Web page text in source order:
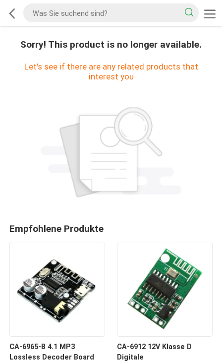
Sorry! This product is no longer available.
Let's see if there are any related products that
interest you
Empfohlene Produkte
CA-6965-B 4.1 MP3
Lossless Decoder Board
CA-6912 12V Klasse D
Digitale